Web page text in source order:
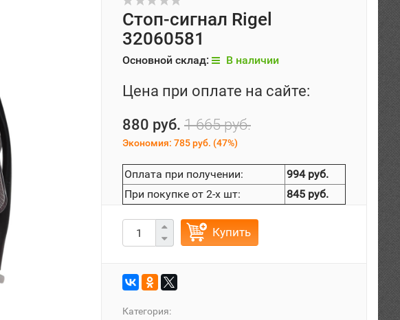
Стоп-сигнал Rigel
32060581
Основной склад: В наличии
Цена при оплате на сайте:
880 руб. 1 665 руб.
Экономия: 785 руб. (47%)
Оплата при получении:
994 руб.
При покупке от 2-х шт:
845 руб.
Купить
Категория: